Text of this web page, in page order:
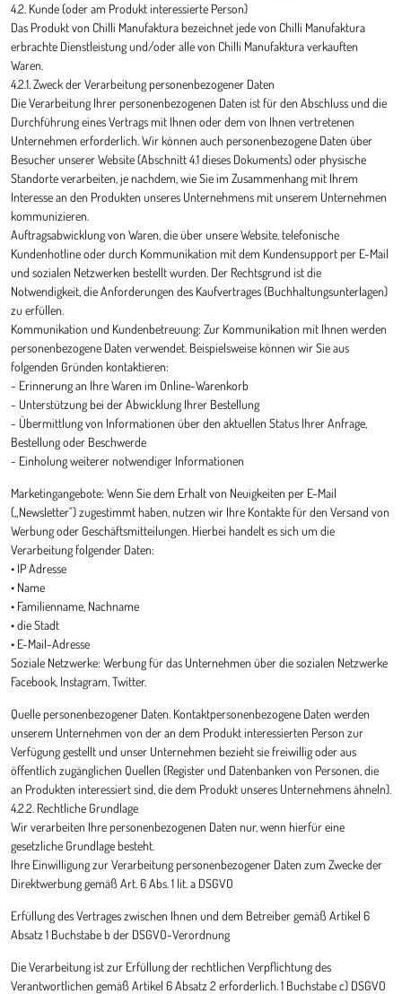
4.2. Kunde (oder am Produkt interessierte Person)
Das Produkt von Chilli Manufaktura bezeichnet jede von Chilli Manufaktura
erbrachte Dienstleistung und/oder alle von Chilli Manufaktura verkauften
Waren.
4.2.1. Zweck der Verarbeitung personenbezogener Daten
Die Verarbeitung Ihrer personenbezogenen Daten ist für den Abschluss und die
Durchführung eines Vertrags mit Ihnen oder dem von Ihnen vertretenen
Unternehmen erforderlich. Wir können auch personenbezogene Daten über
Besucher unserer Website (Abschnitt 4.1 dieses Dokuments) oder physische
Standorte verarbeiten, je nachdem, wie Sie im Zusammenhang mit Ihrem
Interesse an den Produkten unseres Unternehmens mit unserem Unternehmen
kommunizieren.
Auftragsabwicklung von Waren, die über unsere Website, telefonische
Kundenhotline oder durch Kommunikation mit dem Kundensupport per E-Mail
und sozialen Netzwerken bestellt wurden. Der Rechtsgrund ist die
Notwendigkeit, die Anforderungen des Kaufvertrages (Buchhaltungsunterlagen)
zu erfüllen.
Kommunikation und Kundenbetreuung: Zur Kommunikation mit Ihnen werden
personenbezogene Daten verwendet. Beispielsweise können wir Sie aus
folgenden Gründen kontaktieren:
- Erinnerung an Ihre Waren im Online-Warenkorb
- Unterstützung bei der Abwicklung Ihrer Bestellung
- Übermittlung von Informationen über den aktuellen Status Ihrer Anfrage,
Bestellung oder Beschwerde
- Einholung weiterer notwendiger Informationen
Marketingangebote: Wenn Sie dem Erhalt von Neuigkeiten per E-Mail
(„Newsletter") zugestimmt haben, nutzen wir Ihre Kontakte für den Versand von
Werbung oder Geschäftsmitteilungen. Hierbei handelt es sich um die
Verarbeitung folgender Daten:
• IP Adresse
• Name
• Familienname, Nachname
• die Stadt
• E-Mail-Adresse
Soziale Netzwerke: Werbung für das Unternehmen über die sozialen Netzwerke
Facebook, Instagram, Twitter.
Quelle personenbezogener Daten. Kontaktpersonenbezogene Daten werden
unserem Unternehmen von der an dem Produkt interessierten Person zur
Verfügung gestellt und unser Unternehmen bezieht sie freiwillig oder aus
öffentlich zugänglichen Quellen (Register und Datenbanken von Personen, die
an Produkten interessiert sind, die dem Produkt unseres Unternehmens ähneln).
4.2.2. Rechtliche Grundlage
Wir verarbeiten Ihre personenbezogenen Daten nur, wenn hierfür eine
gesetzliche Grundlage besteht.
Ihre Einwilligung zur Verarbeitung personenbezogener Daten zum Zwecke der
Direktwerbung gemäß Art. 6 Abs. 1 lit. a DSGVO
Erfüllung des Vertrages zwischen Ihnen und dem Betreiber gemäß Artikel 6
Absatz 1 Buchstabe b der DSGVO-Verordnung
Die Verarbeitung ist zur Erfüllung der rechtlichen Verpflichtung des
Verantwortlichen gemäß Artikel 6 Absatz 2 erforderlich. 1 Buchstabe c) DSGVO